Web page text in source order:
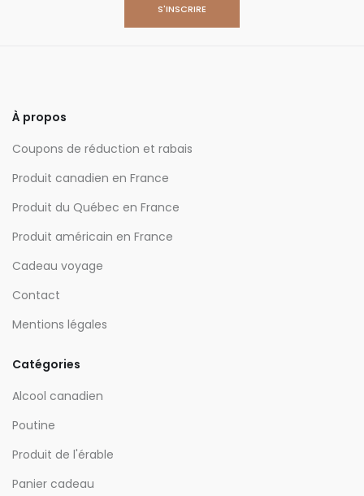
À propos
Coupons de réduction et rabais
Produit canadien en France
Produit du Québec en France
Produit américain en France
Cadeau voyage
Contact
Mentions légales
Catégories
Alcool canadien
Poutine
Produit de l'érable
Panier cadeau